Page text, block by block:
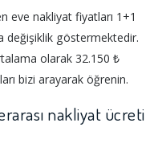
eve nakliyat fiyatları 1+1
değişiklik göstermektedir.
olarak 32.150 ₺
bizi arayarak öğrenin.
nakliyat ücreti